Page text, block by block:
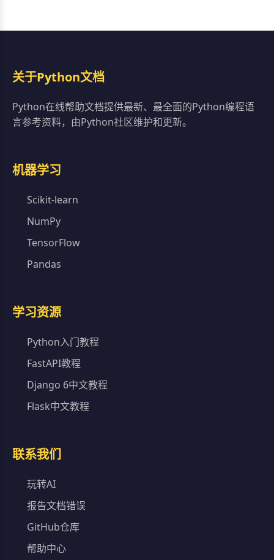
关于Python文档
Python在线帮助文档提供最新、最全面的Python编程语
言参考资料，由Python社区维护和更新。
机器学习
Scikit-learn
NumPy
TensorFlow
Pandas
学习资源
Python入门教程
FastAPI教程
Django 6中文教程
Flask中文教程
联系我们
玩转AI
报告文档错误
GitHub仓库
帮助中心